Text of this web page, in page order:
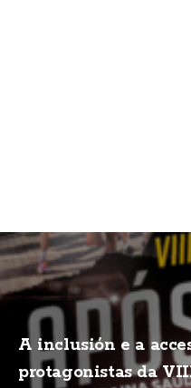
A inclusión e a
protagonistas da